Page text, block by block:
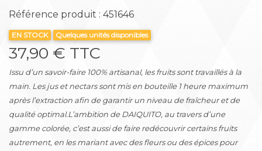
Référence produit : 451646
EN STOCK Quelques unités disponibles
37,90 € TTC
Issu d’un savoir-faire 100% artisanal, les fruits sont travaillés à la
main. Les jus et nectars sont mis en bouteille 1 heure maximum
après l’extraction afin de garantir un niveau de fraîcheur et de
qualité optimal.L’ambition de DAIQUITO, au travers d’une
gamme colorée, c’est aussi de faire redécouvrir certains fruits
autrement, en les mariant avec des fleurs ou des épices pour